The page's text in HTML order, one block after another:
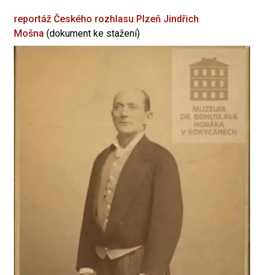
reportáž Českého rozhlasu Plzeň Jindřich
Mošna (dokument ke stažení)